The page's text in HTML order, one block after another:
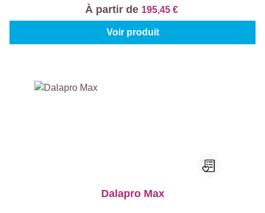
À partir de 195,45 €
Voir produit
Dalapro Max